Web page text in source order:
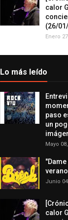
calor
(26/
Enero
Lo más leído
paso
un
Mayo
Junio
calor